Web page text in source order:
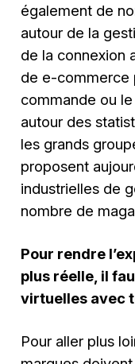
également de
autour de la
de la connexion
de e-commerce
commande ou
autour des
les grands
proposent
industrielles de
nombre de
Pour rendre
plus réelle, il
virtuelles avec
Pour aller plus